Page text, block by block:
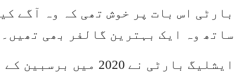
بارٹی اس بات پر خوش تھی کہ وہ آگے
ساتھ وہ ایک بہترین گالفر بھی تھیں۔
ایشلیگ بارٹی نے 2020